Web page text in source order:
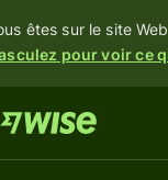
êtes sur le site
pour voir ce